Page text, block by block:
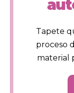
Tapete
proceso
material